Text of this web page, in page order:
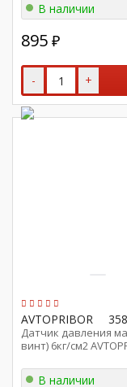
В наличии
895 ₽
- +
AVTOPRIBOR
Датчик давления
винт) 6кг/см2
В наличии